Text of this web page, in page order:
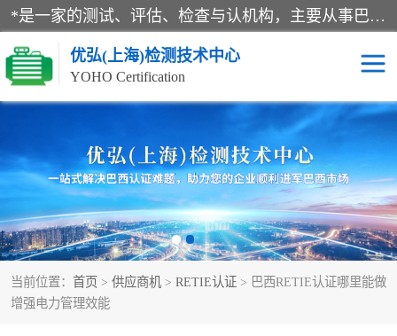
*是一家的测试、评估、检查与认机构，主要从事巴西NR10认证、NR12认证、NR13认证；ANATEL认证、INMTRO认证，欧盟CE认证：MD认证，PED认证，MID认证，ATEX认证，德国蓝色天使认证。
优弘(上海)检测技术中心
YOHO Certification
当前位置： 首页 > 供应商机 > RETIE认证 > 巴西RETIE认证哪里能做
增强电力管理效能
RECYCLASS认证 NR10认证
NR12认证 NR13认证
ART认证 巴西NR认证
巴西认证 RETIE认证